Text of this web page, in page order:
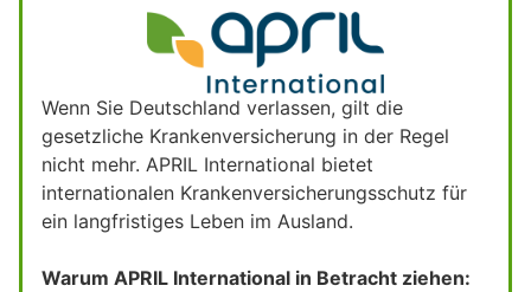
Wenn Sie Deutschland verlassen, gilt die
gesetzliche Krankenversicherung in der Regel
nicht mehr. APRIL International bietet
internationalen Krankenversicherungsschutz für
ein langfristiges Leben im Ausland.
Warum APRIL International in Betracht ziehen: